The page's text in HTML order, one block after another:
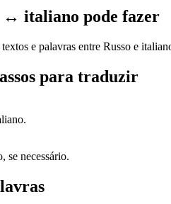
↔ italiano pode fazer
e palavras entre Russo e
para traduzir
se necessário.